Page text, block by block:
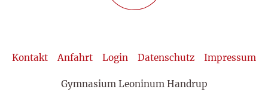
Kontakt Anfahrt Login Datenschutz Impressum
Gymnasium Leoninum Handrup